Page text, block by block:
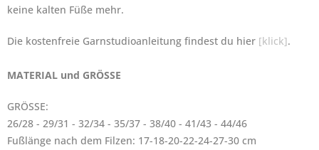
keine kalten Füße mehr.
Die kostenfreie Garnstudioanleitung findest du hier [klick].
MATERIAL und GRÖSSE
GRÖSSE:
26/28 - 29/31 - 32/34 - 35/37 - 38/40 - 41/43 - 44/46
Fußlänge nach dem Filzen: 17-18-20-22-24-27-30 cm